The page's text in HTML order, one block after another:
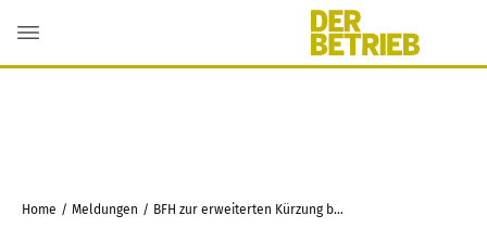
Home / Meldungen / BFH zur erweiterten Kürzung bei der Gewerbesteuer